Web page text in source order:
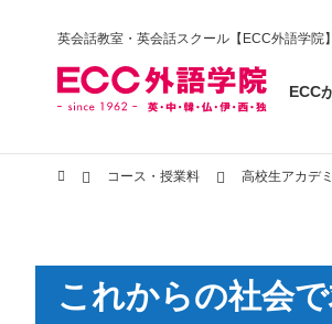
英会話教室・英会話スクール【ECC外語学院】
ECC
コース・授業料 高校生アカデ
これからの社会